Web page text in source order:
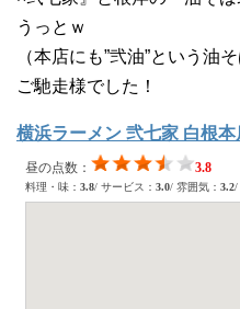
うっとｗ
（本店にも”弐油”という油
ご馳走様でした！
横浜ラーメン 弐七家 白根本